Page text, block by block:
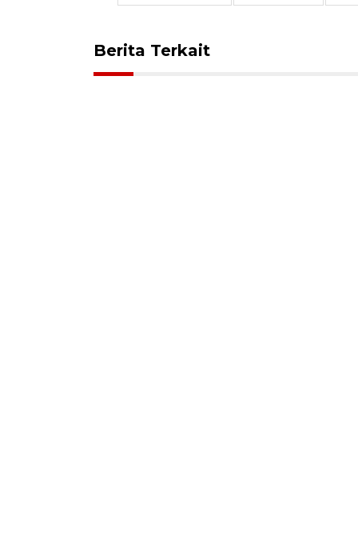
Berita Terkait